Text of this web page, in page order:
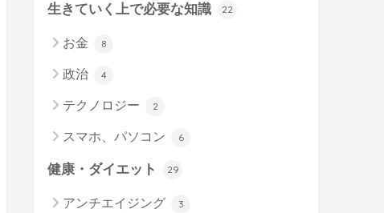
生きていく上で必要な知識 22
お金 8
政治 4
テクノロジー 2
スマホ、パソコン 6
健康・ダイエット 29
アンチエイジング 3